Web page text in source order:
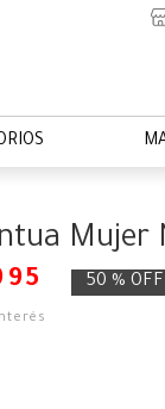
Mujer
50 % OFF